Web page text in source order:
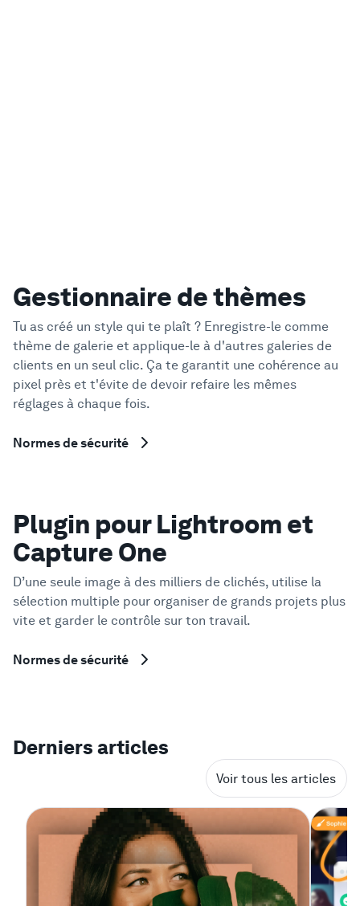
Gestionnaire de thèmes
Tu as créé un style qui te plaît ? Enregistre-le comme
thème de galerie et applique-le à d'autres galeries de
clients en un seul clic. Ça te garantit une cohérence au
pixel près et t'évite de devoir refaire les mêmes
réglages à chaque fois.
Normes de sécurité
Plugin pour Lightroom et
Capture One
D’une seule image à des milliers de clichés, utilise la
sélection multiple pour organiser de grands projets plus
vite et garder le contrôle sur ton travail.
Normes de sécurité
Derniers articles
Voir tous les articles